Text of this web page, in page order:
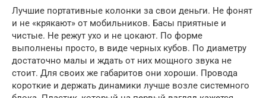
Лучшие портативные колонки за свои деньги. Не фонят
и не «крякают» от мобильников. Басы приятные и
чистые. Не режут ухо и не цокают. По форме
выполнены просто, в виде черных кубов. По диаметру
достаточно малы и ждать от них мощного звука не
стоит. Для своих же габаритов они хороши. Провода
короткие и держать динамики лучше возле системного